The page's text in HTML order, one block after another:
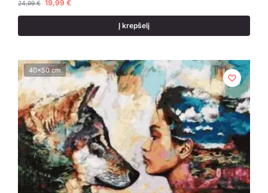
24,99€ 19,99 €
Į krepšelį
40x50 cm